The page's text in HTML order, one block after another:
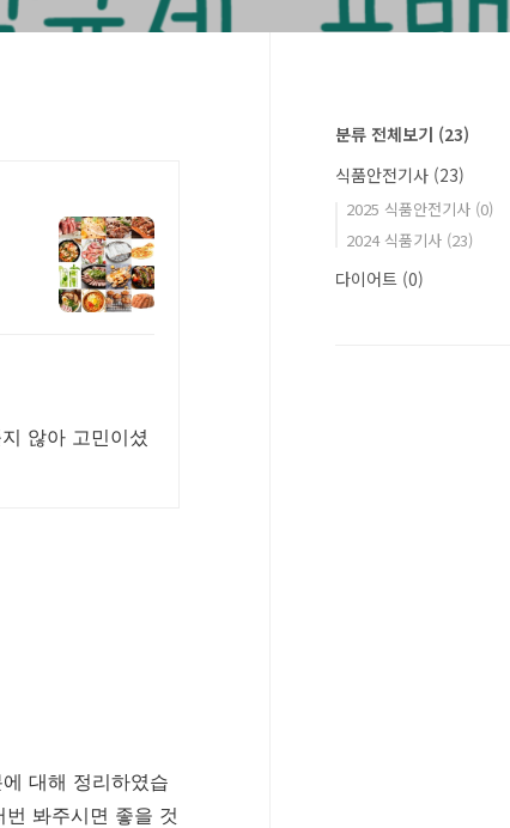
않아 고민이셨
대해 정리하였습
봐주시면 좋을 것
분류 전체보기 (23)
식품안전기사 (23)
2025 식품안전기사 (0)
2024 식품기사 (23)
다이어트 (0)